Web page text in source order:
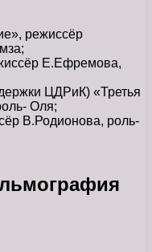
режиссёр
Е.Ефремова,
ЦДРиК) «Третья
Оля;
В.Родионова, роль-